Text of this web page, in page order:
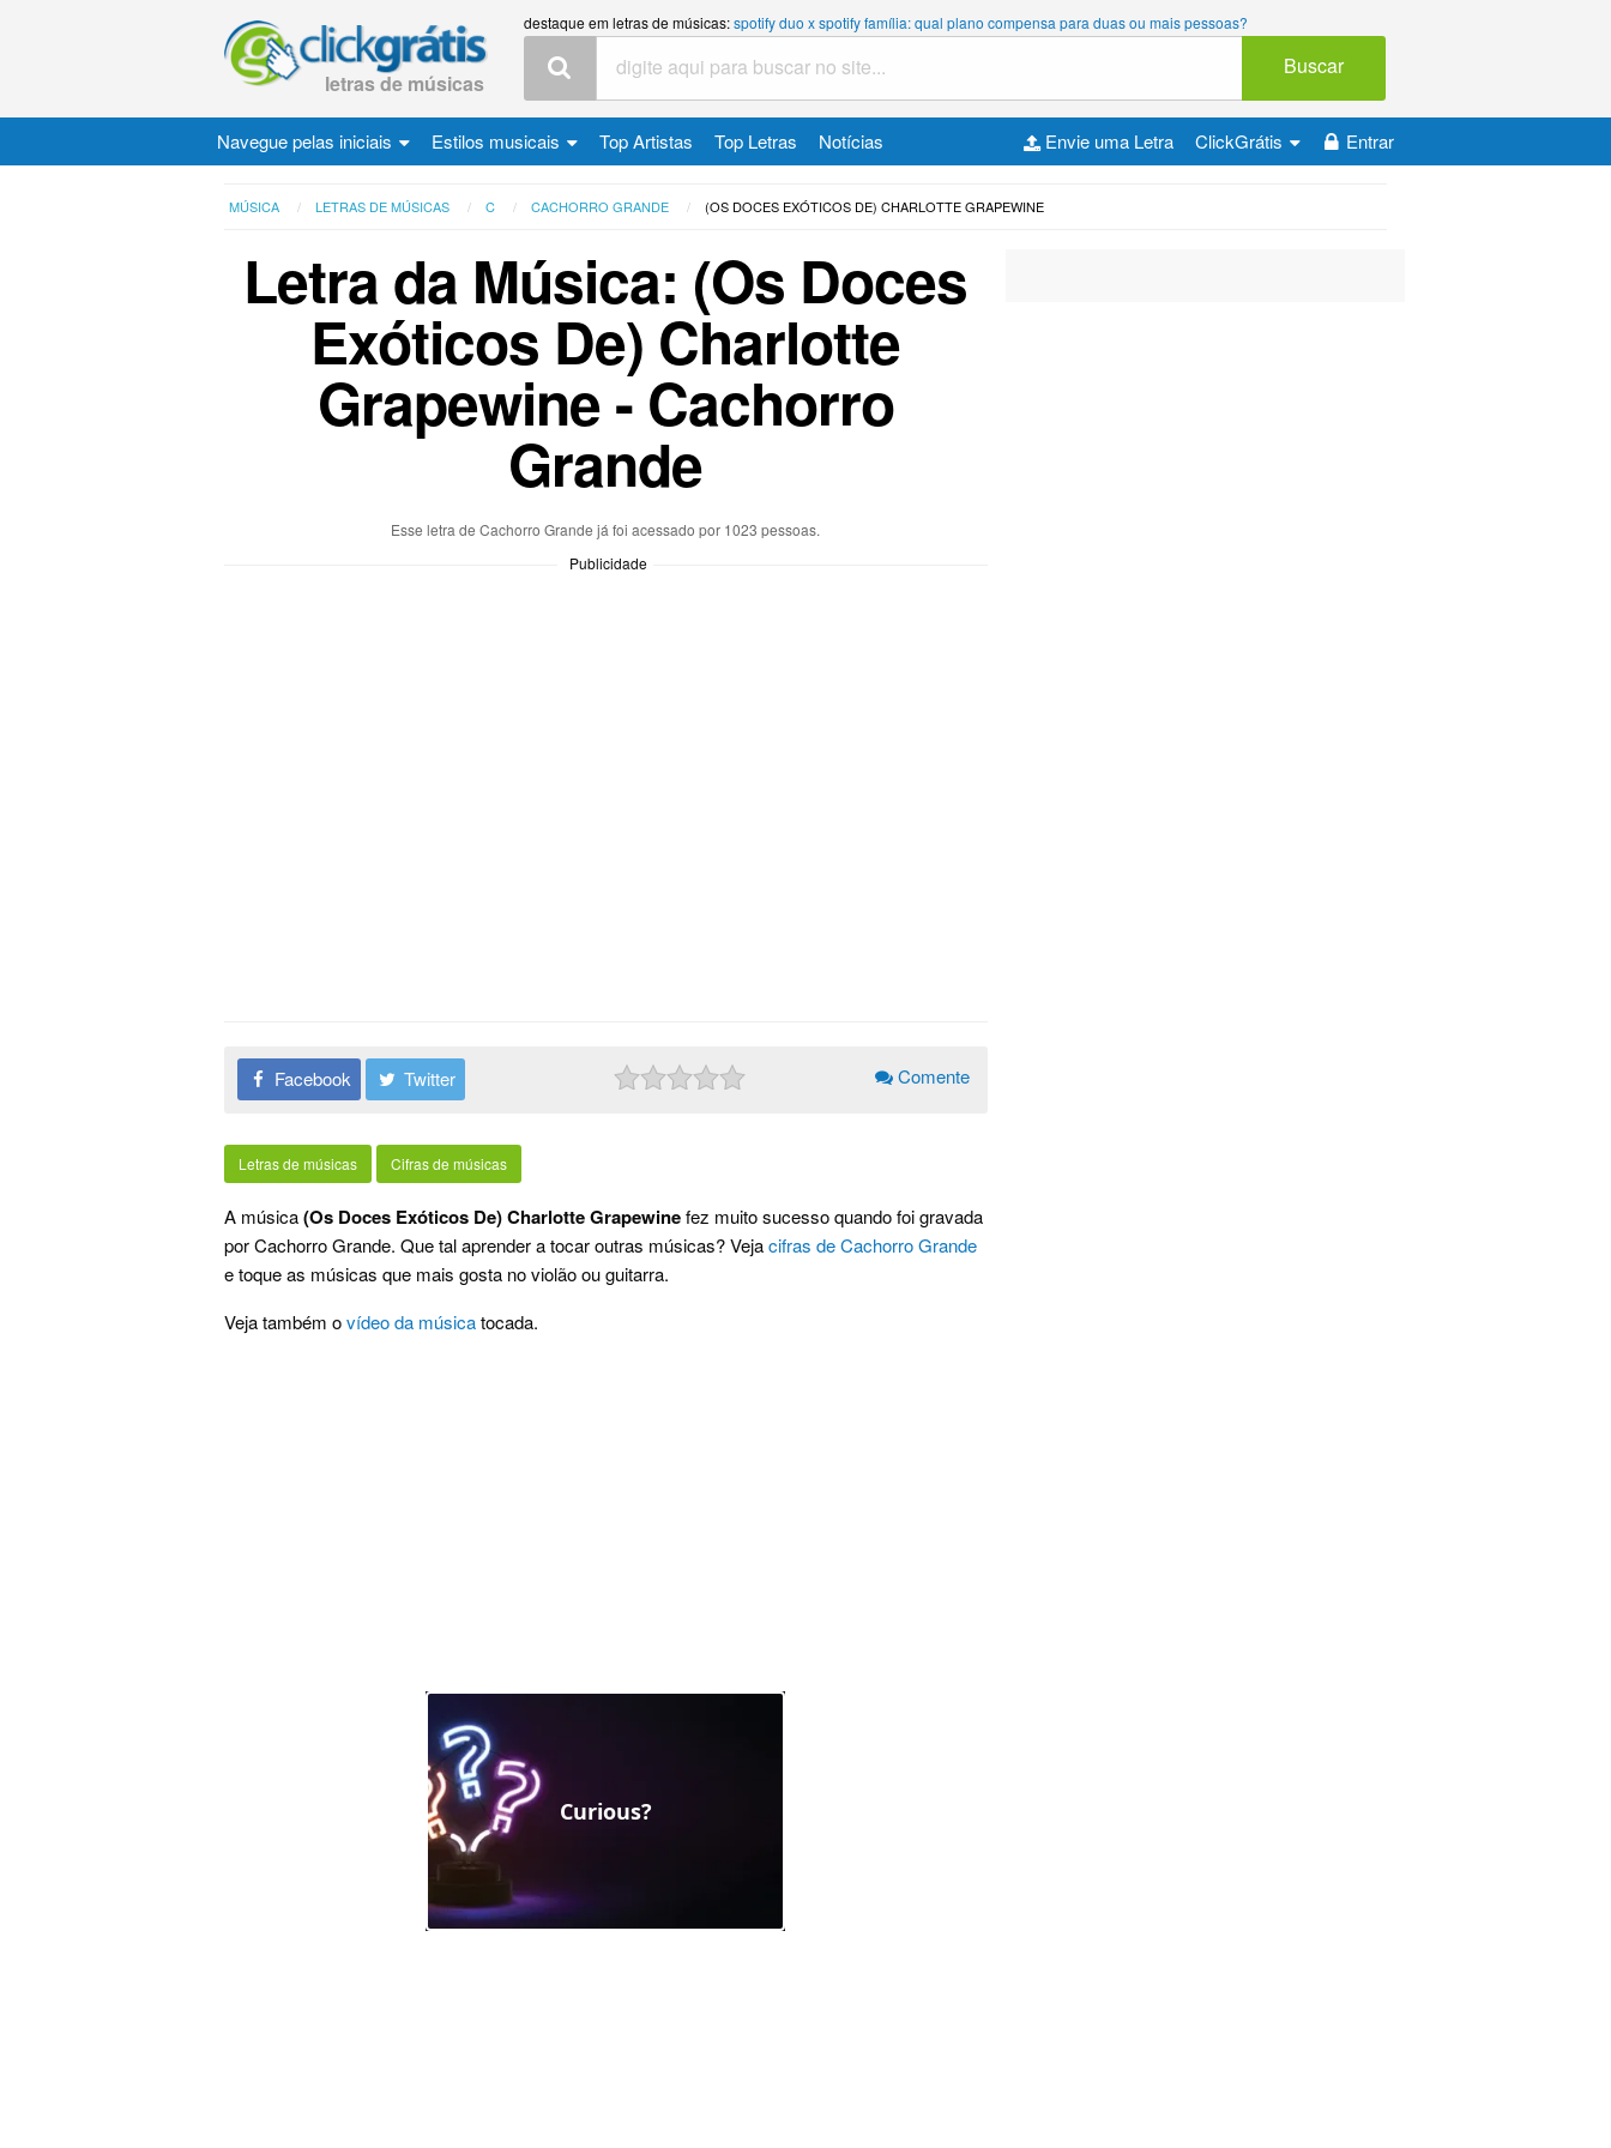
letras de músicas
destaque em letras de músicas:spotify duo x spotify família: qual plano compensa para duas ou mais pessoas?
Buscar
Navegue pelas iniciais Estilos musicais Top Artistas Top Letras Notícias Entrar
ClickGrátis
Envie uma Letra
MÚSICA LETRAS DE MÚSICAS C CACHORRO GRANDE (OS DOCES EXÓTICOS DE) CHARLOTTE GRAPEWINE
Letra da Música: (Os Doces
Exóticos De) Charlotte
Grapewine - Cachorro
Grande
Esse letra de Cachorro Grande já foi acessado por 1023 pessoas.
Publicidade
Facebook Twitter Comente
Letras de músicas Cifras de músicas
A música(Os Doces Exóticos De) Charlotte Grapewinefez muito sucesso quando foi gravada
por Cachorro Grande. Que tal aprender a tocar outras músicas? Vejacifras de Cachorro Grande
e toque as músicas que mais gosta no violão ou guitarra.
Veja também ovídeo da músicatocada.